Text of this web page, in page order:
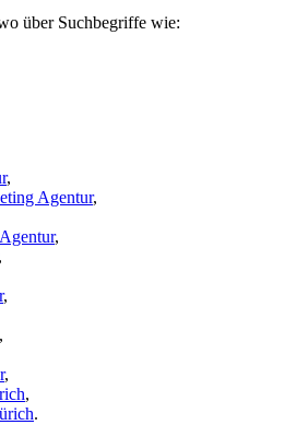
über Suchbegriffe wie:
,
Agentur,
,
,
,
,
,
.